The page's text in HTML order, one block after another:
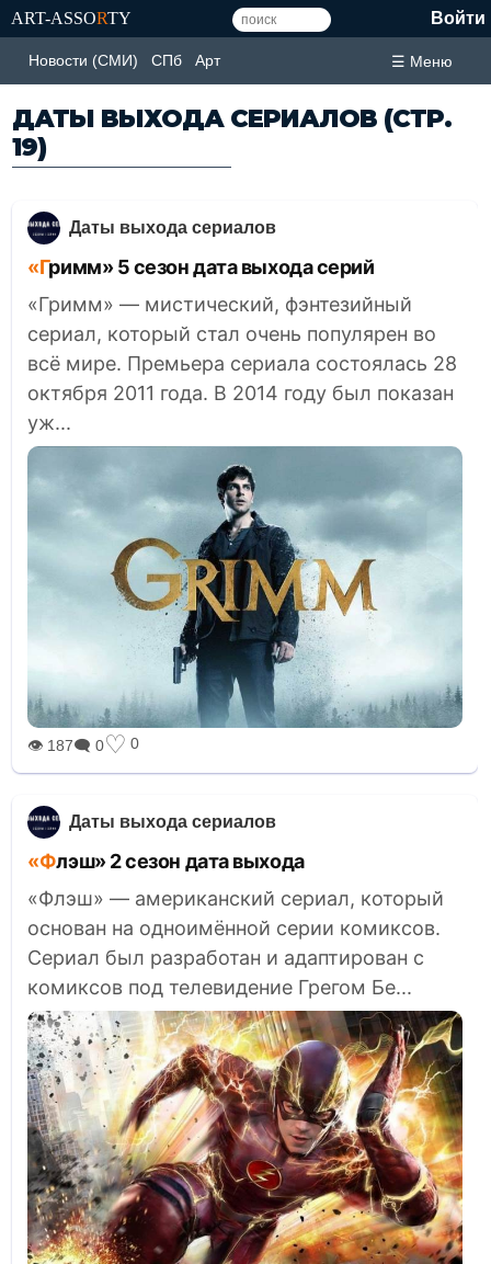
ART-ASSORTY Войти
Новости (СМИ) СПб Арт ☰ Меню
ДАТЫ ВЫХОДА СЕРИАЛОВ (СТР.
19)
Даты выхода сериалов
«Гримм» 5 сезон дата выхода серий
«Гримм» — мистический, фэнтезийный
сериал, который стал очень популярен во
всё мире. Премьера сериала состоялась 28
октября 2011 года. В 2014 году был показан
уж...
👁 187🗨 0♡ 0
Даты выхода сериалов
«Флэш» 2 сезон дата выхода
«Флэш» — американский сериал, который
основан на одноимённой серии комиксов.
Сериал был разработан и адаптирован с
комиксов под телевидение Грегом Бе...